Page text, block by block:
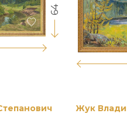
64
Жук